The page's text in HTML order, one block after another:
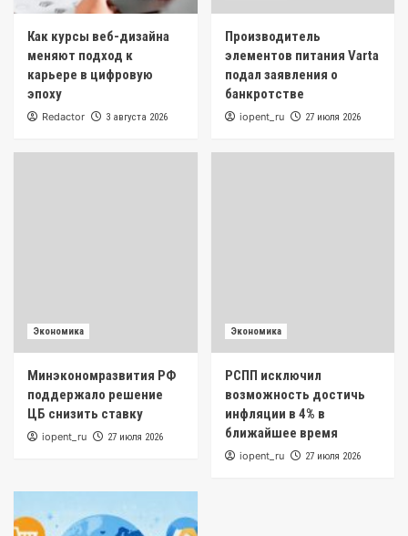
Как курсы веб-дизайна
меняют подход к
карьере в цифровую
эпоху
Redactor 3 августа 2026
Производитель
элементов питания Varta
подал заявления о
банкротстве
iopent_ru 27 июля 2026
Экономика
Минэкономразвития РФ
поддержало решение
ЦБ снизить ставку
iopent_ru 27 июля 2026
Экономика
РСПП исключил
возможность достичь
инфляции в 4% в
ближайшее время
iopent_ru 27 июля 2026